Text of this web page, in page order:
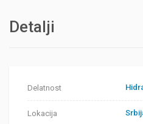
Detalji
Delatnost
Lokacija